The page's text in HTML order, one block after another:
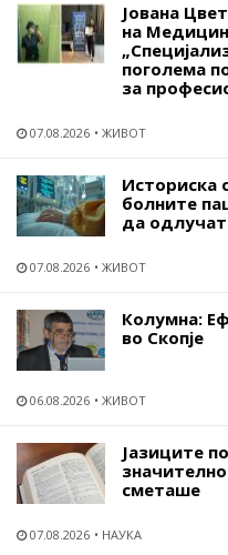
Јована
на
поголема
за
07.08.2026 ЖИВОТ
Историска
болните
да одлучат
07.08.2026 ЖИВОТ
Колумна:
во Скопје
06.08.2026 ЖИВОТ
Јазиците
сметаше
07.08.2026 НАУКА